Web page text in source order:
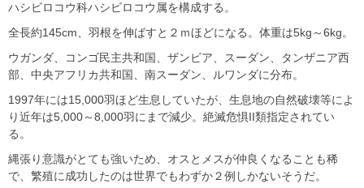
ハシビロコウ科ハシビロコウ属を構成する。
全長約145cm、羽根を伸ばすと２ｍほどになる。体重は5kg～6kg。
ウガンダ、コンゴ民主共和国、ザンビア、スーダン、タンザニア西
部、中央アフリカ共和国、南スーダン、ルワンダに分布。
1997年には15,000羽ほど生息していたが、生息地の自然破壊等によ
り近年は5,000～8,000羽にまで減少。絶滅危惧II類指定されてい
る。
縄張り意識がとても強いため、オスとメスが仲良くなることも稀
で、繁殖に成功したのは世界でもわずか２例しかないそうだ。